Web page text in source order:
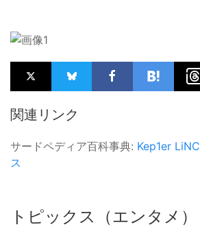
関連リンク
サードペディア百科事典: Kep1er LiNC
ス
トピックス（エンタメ）